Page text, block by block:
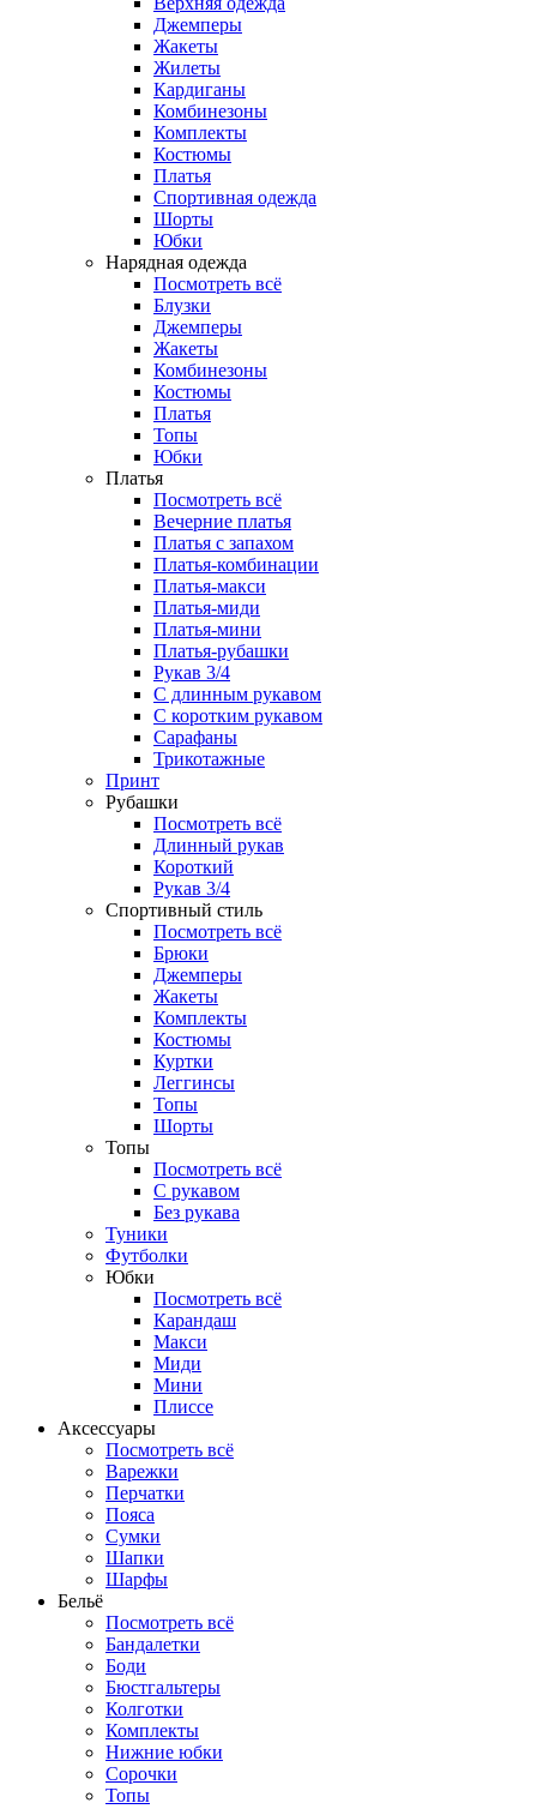
Джемперы
Жакеты
Жилеты
Кардиганы
Комбинезоны
Комплекты
Костюмы
Платья
Спортивная одежда
Шорты
Юбки
Нарядная одежда
Посмотреть всё
Блузки
Джемперы
Жакеты
Комбинезоны
Костюмы
Платья
Топы
Юбки
Платья
Посмотреть всё
Вечерние платья
Платья с запахом
Платья-комбинации
Платья-макси
Платья-миди
Платья-мини
Платья-рубашки
Рукав 3/4
С длинным рукавом
С коротким рукавом
Сарафаны
Трикотажные
Принт
Рубашки
Посмотреть всё
Длинный рукав
Короткий
Рукав 3/4
Спортивный стиль
Посмотреть всё
Брюки
Джемперы
Жакеты
Комплекты
Костюмы
Куртки
Леггинсы
Топы
Шорты
Топы
Посмотреть всё
C рукавом
Без рукава
Туники
Футболки
Юбки
Посмотреть всё
Карандаш
Макси
Миди
Мини
Плиссе
Аксессуары
Посмотреть всё
Варежки
Перчатки
Пояса
Сумки
Шапки
Шарфы
Бельё
Посмотреть всё
Бандалетки
Боди
Бюстгальтеры
Колготки
Комплекты
Нижние юбки
Сорочки
Топы